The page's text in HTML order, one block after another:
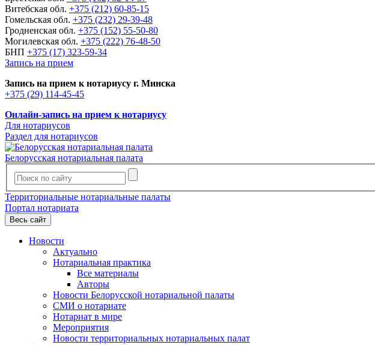
Витебская обл. +375 (212) 60-85-15
Гомельская обл. +375 (232) 29-39-48
Гродненская обл. +375 (152) 55-50-80
Могилевская обл. +375 (222) 76-48-50
БНП +375 (17) 323-59-34
Запись на прием
Запись на прием к нотариусу г. Минска
+375 (29) 114-45-45
Онлайн-запись на прием к нотариусу
Для нотариусов
Раздел для нотариусов
Белорусская нотариальная палата
Территориальные нотариальные палаты
Портал нотариата
Весь сайт
Новости
Актуально
Нотариальная практика
Все материалы
Авторы
Новости Белорусской нотариальной палаты
СМИ о нотариате
Нотариат в мире
Мероприятия
Новости территориальных нотариальных палат